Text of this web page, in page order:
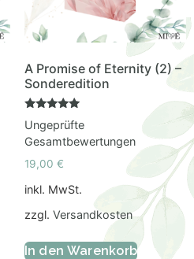
A Promise of Eternity (2) –
Sonderedition
Bewertet
mit
5.00
von 5
Ungeprüfte
Gesamtbewertungen
19,00 €
inkl. MwSt.
zzgl. Versandkosten
In den Warenkorb